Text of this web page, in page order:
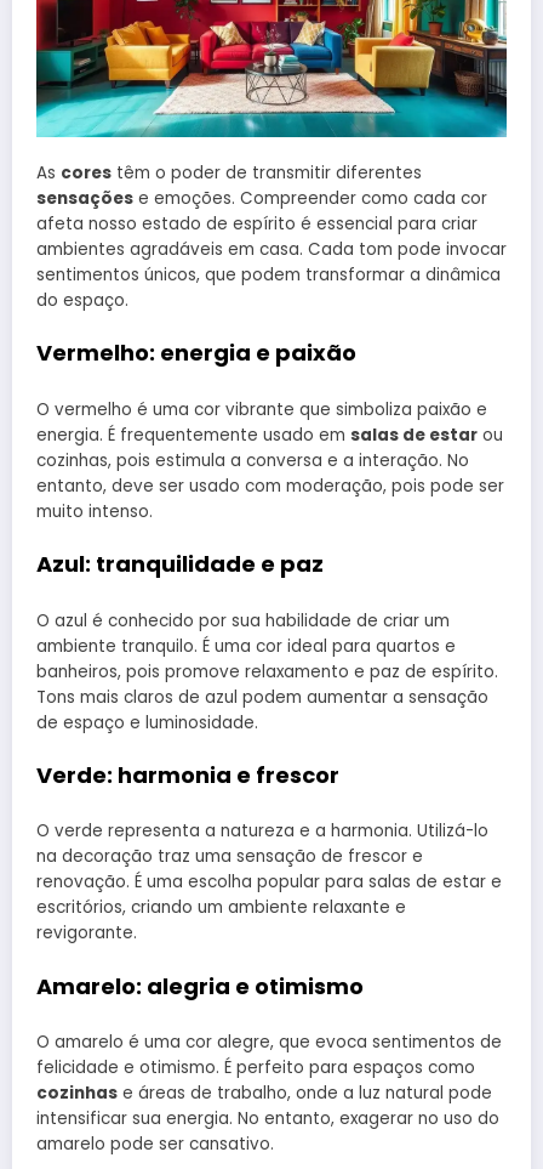
As cores têm o poder de transmitir diferentes
sensações e emoções. Compreender como cada cor
afeta nosso estado de espírito é essencial para criar
ambientes agradáveis em casa. Cada tom pode invocar
sentimentos únicos, que podem transformar a dinâmica
do espaço.
Vermelho: energia e paixão
O vermelho é uma cor vibrante que simboliza paixão e
energia. É frequentemente usado em salas de estar ou
cozinhas, pois estimula a conversa e a interação. No
entanto, deve ser usado com moderação, pois pode ser
muito intenso.
Azul: tranquilidade e paz
O azul é conhecido por sua habilidade de criar um
ambiente tranquilo. É uma cor ideal para quartos e
banheiros, pois promove relaxamento e paz de espírito.
Tons mais claros de azul podem aumentar a sensação
de espaço e luminosidade.
Verde: harmonia e frescor
O verde representa a natureza e a harmonia. Utilizá-lo
na decoração traz uma sensação de frescor e
renovação. É uma escolha popular para salas de estar e
escritórios, criando um ambiente relaxante e
revigorante.
Amarelo: alegria e otimismo
O amarelo é uma cor alegre, que evoca sentimentos de
felicidade e otimismo. É perfeito para espaços como
cozinhas e áreas de trabalho, onde a luz natural pode
intensificar sua energia. No entanto, exagerar no uso do
amarelo pode ser cansativo.